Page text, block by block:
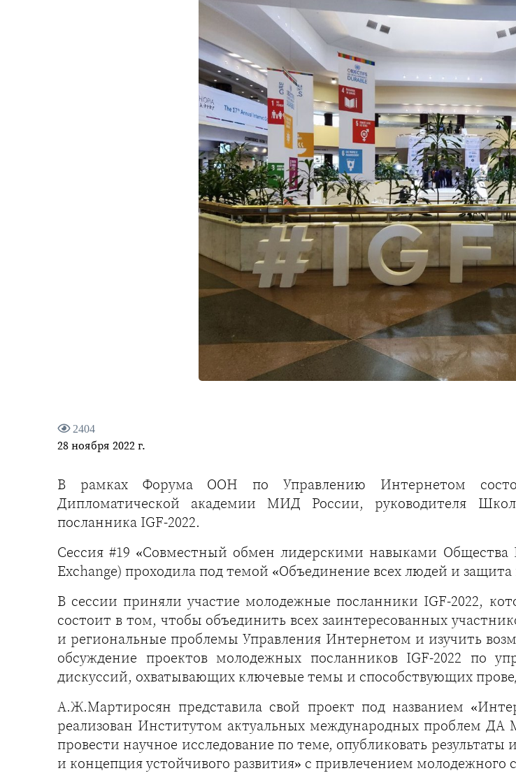
2404
28 ноября 2022 г.
В рамках Форума ООН по Управлению Интернетом
Дипломатической академии МИД России, руководителя
посланника IGF-2022.
Сессия #19 «Совместный обмен лидерскими навыками Общества
Exchange) проходила под темой «Объединение всех людей и защита
В сессии приняли участие молодежные посланники IGF-2022,
состоит в том, чтобы объединить всех заинтересованных
и региональные проблемы Управления Интернетом и изучить
обсуждение проектов молодежных посланников IGF-2022 по
дискуссий, охватывающих ключевые темы и способствующих
А.Ж.Мартиросян представила свой проект под названием
реализован Институтом актуальных международных проблем
провести научное исследование по теме, опубликовать
и концепция устойчивого развития» с привлечением молодежного